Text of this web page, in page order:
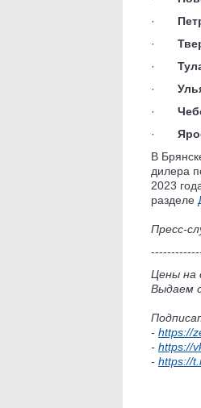
·
·
·
·
·
·
В
дилера
2023
разделе
Пресс-
Цены на
Выдаем
- https://
- https://
- https://